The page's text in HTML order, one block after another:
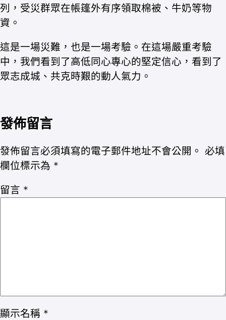
列，受災群眾在帳篷外有序領取棉被、牛奶等物
資。
這是一場災難，也是一場考驗。在這場嚴重考驗
中，我們看到了高低同心專心的堅定信心，看到了
眾志成城、共克時艱的動人氣力。
發佈留言
發佈留言必須填寫的電子郵件地址不會公開。 必填
欄位標示為 *
留言 *
顯示名稱 *